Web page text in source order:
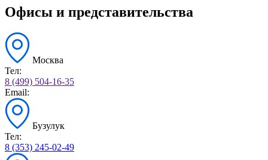
Офисы и представительства
Москва
Тел:
8 (499) 504-16-35
Email:
Бузулук
Тел:
8 (353) 245-02-49